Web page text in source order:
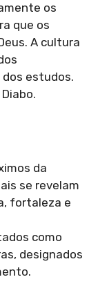
os
que os
A cultura
estudos.
da
se revelam
fortaleza e
como
designados